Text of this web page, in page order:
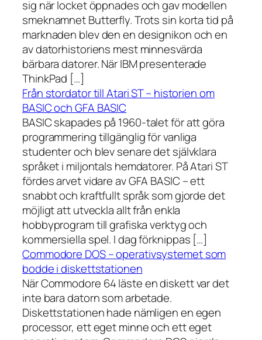
sig när locket öppnades och gav modellen
smeknamnet Butterfly. Trots sin korta tid på
marknaden blev den en designikon och en
av datorhistoriens mest minnesvärda
bärbara datorer. När IBM presenterade
ThinkPad […]
Från stordator till Atari ST – historien om
BASIC och GFA BASIC
BASIC skapades på 1960-talet för att göra
programmering tillgänglig för vanliga
studenter och blev senare det självklara
språket i miljontals hemdatorer. På Atari ST
fördes arvet vidare av GFA BASIC – ett
snabbt och kraftfullt språk som gjorde det
möjligt att utveckla allt från enkla
hobbyprogram till grafiska verktyg och
kommersiella spel. I dag förknippas […]
Commodore DOS – operativsystemet som
bodde i diskettstationen
När Commodore 64 läste en diskett var det
inte bara datorn som arbetade.
Diskettstationen hade nämligen en egen
processor, ett eget minne och ett eget